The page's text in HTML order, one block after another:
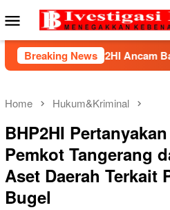
to
Mobile
Menu
Breaking News
BHP2HI Ancam Bawa ke Jalur
Home Hukum&Kriminal
BHP2HI
Pemkot Tangerang
Aset Daerah Terkait
Bugel